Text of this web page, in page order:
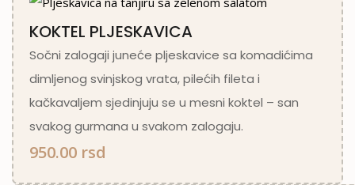
KOKTEL PLJESKAVICA
Sočni zalogaji juneće pljeskavice sa komadićima
dimljenog svinjskog vrata, pilećih fileta i
kačkavaljem sjedinjuju se u mesni koktel – san
svakog gurmana u svakom zalogaju.
950.00 rsd